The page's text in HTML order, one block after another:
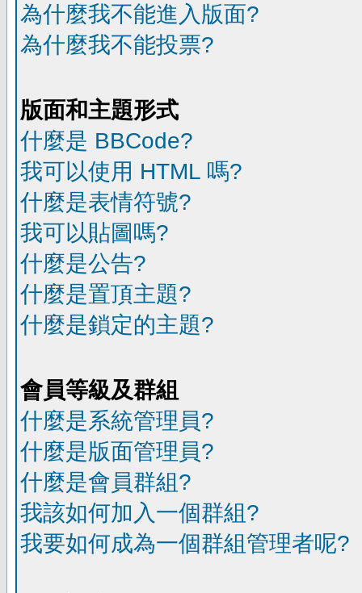
為什麼我不能進入版面?
為什麼我不能投票?
版面和主題形式
什麼是 BBCode?
我可以使用 HTML 嗎?
什麼是表情符號?
我可以貼圖嗎?
什麼是公告?
什麼是置頂主題?
什麼是鎖定的主題?
會員等級及群組
什麼是系統管理員?
什麼是版面管理員?
什麼是會員群組?
我該如何加入一個群組?
我要如何成為一個群組管理者呢?